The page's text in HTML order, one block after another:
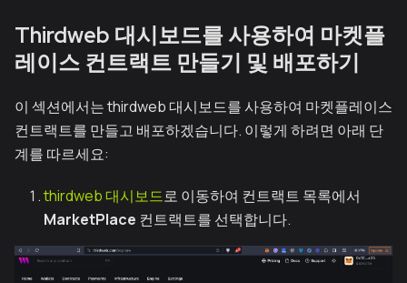
Thirdweb 대시보드를 사용하여 마켓플
레이스 컨트랙트 만들기 및 배포하기
이 섹션에서는 thirdweb 대시보드를 사용하여 마켓플레이스
컨트랙트를 만들고 배포하겠습니다. 이렇게 하려면 아래 단
계를 따르세요:
thirdweb 대시보드로 이동하여 컨트랙트 목록에서
MarketPlace 컨트랙트를 선택합니다.